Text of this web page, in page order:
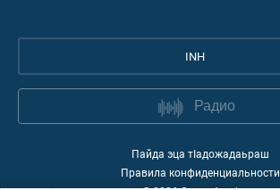
INH
Радио
Пайда эца тIадожадаьраш
Правила конфиденциальности